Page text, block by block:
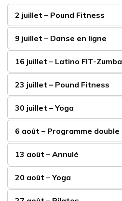
2 juillet – Pound Fitness
9 juillet – Danse en ligne
16 juillet – Latino FIT-Zumba
23 juillet – Pound Fitness
30 juillet – Yoga
6 août – Programme double
13 août – Annulé
20 août – Yoga